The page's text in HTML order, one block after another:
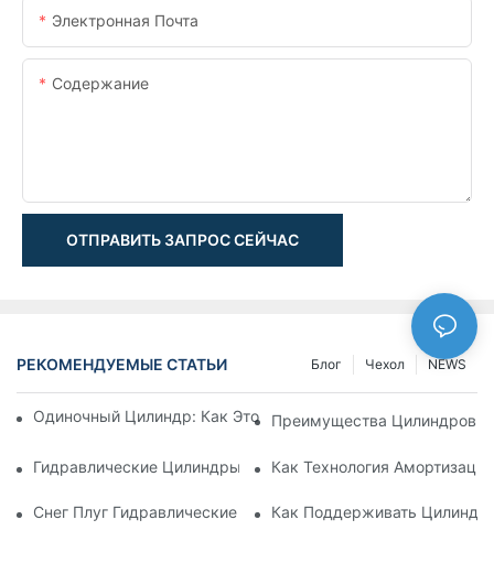
Электронная Почта
Содержание
ОТПРАВИТЬ ЗАПРОС СЕЙЧАС
РЕКОМЕНДУЕМЫЕ СТАТЬИ NEWS
Чехол
Блог
Одиночный Цилиндр: Как Это Работает & Общие
Преимущества Цилиндров
Гидравлические Цилиндры С Амортизацией:
Как Технология
Снег Плуг Гидравлические Цилиндры: Основные
Как Поддерживать Цилиндр